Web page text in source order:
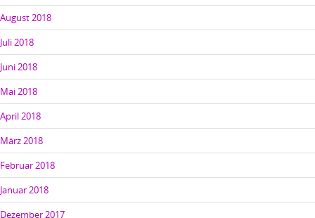
August 2018
Juli 2018
Juni 2018
Mai 2018
April 2018
März 2018
Februar 2018
Januar 2018
Dezember 2017